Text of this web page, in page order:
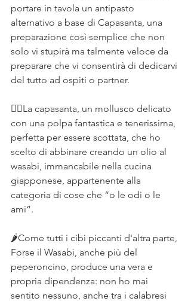
portare in tavola un antipasto
alternativo a base di Capasanta, una
preparazione così semplice che non
solo vi stupirà ma talmente veloce da
preparare che vi consentirà di dedicarvi
del tutto ad ospiti o partner. ⠀
👆🏻La capasanta, un mollusco delicato
con una polpa fantastica e tenerissima,
perfetta per essere scottata, che ho
scelto di abbinare creando un olio al
wasabi, immancabile nella cucina
giapponese, appartenente alla
categoria di cose che “o le odi o le
ami”. ⠀
🌶️Come tutti i cibi piccanti d'altra parte,
Forse il Wasabi, anche più del
peperoncino, produce una vera e
propria dipendenza: non ho mai
sentito nessuno, anche tra i calabresi